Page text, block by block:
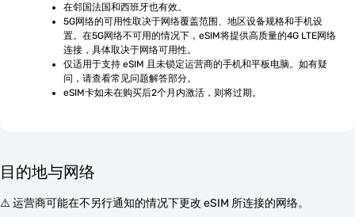
在邻国法国和西班牙也有效。
5G网络的可用性取决于网络覆盖范围、地区设备规格和手机设
置。在5G网络不可用的情况下，eSIM将提供高质量的4G LTE网络
连接，具体取决于网络可用性。
仅适用于支持 eSIM 且未锁定运营商的手机和平板电脑。如有疑
问，请查看常见问题解答部分。
eSIM卡如未在购买后2个月内激活，则将过期。
目的地与网络
⚠️ 运营商可能在不另行通知的情况下更改 eSIM 所连接的网络。